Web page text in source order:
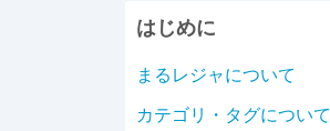
はじめに
まるレジャについて
カテゴリ・タグについて